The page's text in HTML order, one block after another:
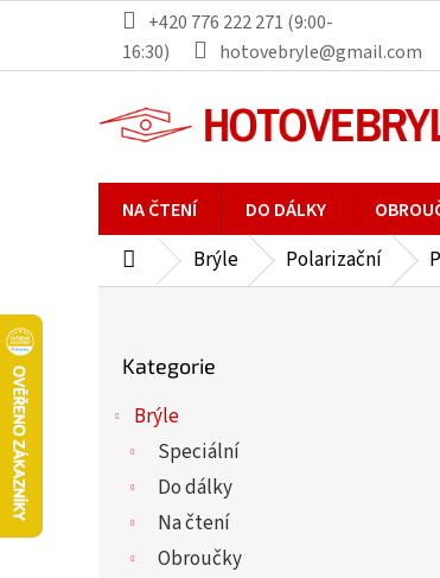
obsah
+420 776 222 271 (9:00-
16:30)
hotovebryle@gmail.com
NA ČTENÍ DO DÁLKY
DomůBrýle Polarizační
kategorie
Kategorie
Brýle
Speciální
Do dálky
Na čtení
Obroučky